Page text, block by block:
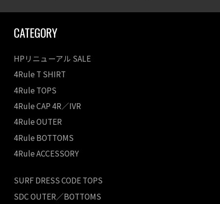
CATEGORY
HPリニューアル SALE
4Rule T SHIRT
4Rule TOPS
4Rule CAP 4R／IVR
4Rule OUTER
4Rule BOTTOMS
4Rule ACCESSORY
SURF DRESS CODE TOPS
SDC OUTER／BOTTOMS